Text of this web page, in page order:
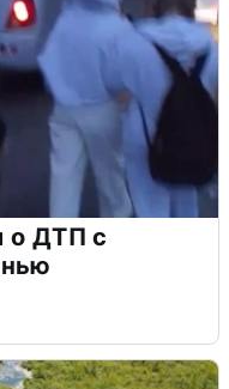
о ДТП с